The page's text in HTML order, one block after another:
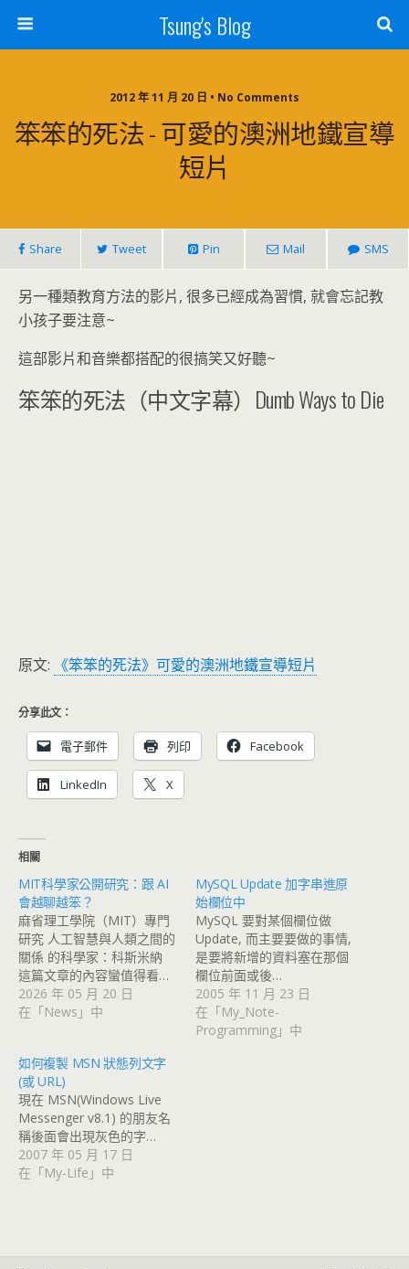
Tsung's Blog
2012 年 11 月 20 日 • No Comments
笨笨的死法 - 可愛的澳洲地鐵宣導
短片
Share Tweet Pin Mail SMS
另一種類教育方法的影片, 很多已經成為習慣, 就會忘記教
小孩子要注意~
這部影片和音樂都搭配的很搞笑又好聽~
笨笨的死法（中文字幕）Dumb Ways to Die
原文: 《笨笨的死法》可愛的澳洲地鐵宣導短片
分享此文：
電子郵件 列印 Facebook
LinkedIn X
相關
MIT科學家公開研究：跟 AI
會越聊越笨？
麻省理工學院（MIT）專門
研究 人工智慧與人類之間的
關係 的科學家：科斯米納
這篇文章的內容蠻值得看…
2026 年 05 月 20 日
在「News」中
MySQL Update 加字串進原
始欄位中
MySQL 要對某個欄位做
Update, 而主要要做的事情,
是要將新增的資料塞在那個
欄位前面或後…
2005 年 11 月 23 日
在「My_Note-
Programming」中
如何複製 MSN 狀態列文字
(或 URL)
現在 MSN(Windows Live
Messenger v8.1) 的朋友名
稱後面會出現灰色的字…
2007 年 05 月 17 日
在「My-Life」中